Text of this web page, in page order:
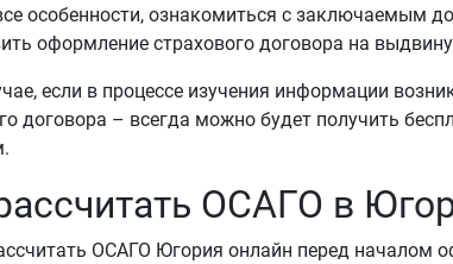
особенности, ознакомиться с заключаемым
оформление страхового договора на
если в процессе изучения информации
договора – всегда можно будет получить
ОСАГО в
ОСАГО Югория онлайн перед началом